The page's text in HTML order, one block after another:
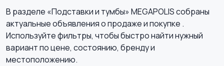
В разделе «Подставки и тумбы» MEGAPOLIS собраны
актуальные объявления о продаже и покупке .
Используйте фильтры, чтобы быстро найти нужный
вариант по цене, состоянию, бренду и
местоположению.